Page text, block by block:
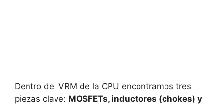
Dentro del VRM de la CPU encontramos tres
piezas clave: MOSFETs, inductores (chokes) y